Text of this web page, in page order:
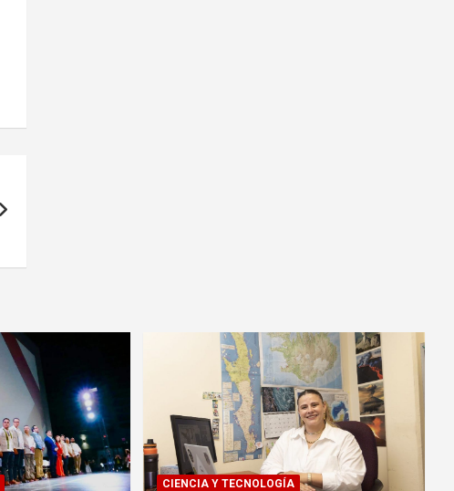
CIENCIA Y TECNOLOGÍA